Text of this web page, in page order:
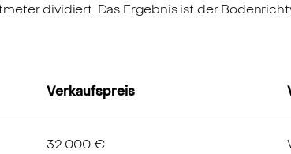
dividiert. Das Ergebnis ist der
Verkaufspreis
32.000 €